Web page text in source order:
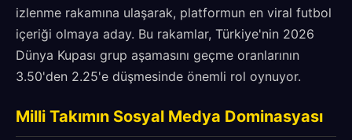
izlenme rakamına ulaşarak, platformun en viral futbol
içeriği olmaya aday. Bu rakamlar, Türkiye'nin 2026
Dünya Kupası grup aşamasını geçme oranlarının
3.50'den 2.25'e düşmesinde önemli rol oynuyor.
Milli Takımın Sosyal Medya Dominasyası